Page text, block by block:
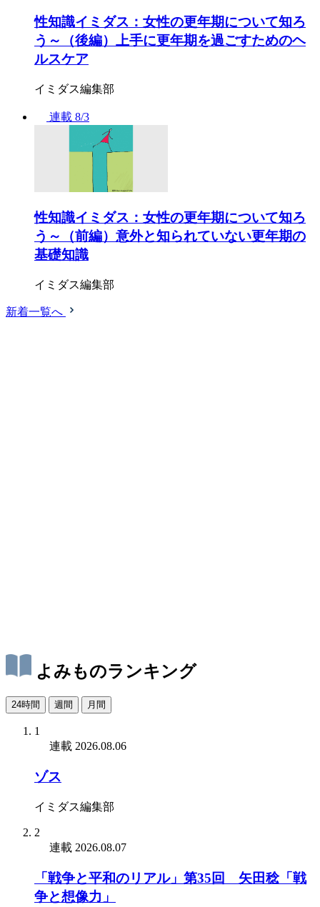
性知識イミダス：女性の更年期について知ろ
う～（後編）上手に更年期を過ごすためのヘ
ルスケア
イミダス編集部
連載 8/3
性知識イミダス：女性の更年期について知ろ
う～（前編）意外と知られていない更年期の
基礎知識
イミダス編集部
新着一覧へ
よみものランキング
24時間 週間 月間
1
連載 2026.08.06
ゾス
イミダス編集部
2
連載 2026.08.07
「戦争と平和のリアル」第35回 矢田稔「戦
争と想像力」